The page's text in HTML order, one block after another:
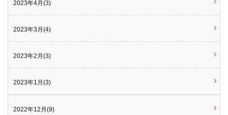
2023年4月(3)
2023年3月(4)
2023年2月(3)
2023年1月(3)
2022年12月(9)